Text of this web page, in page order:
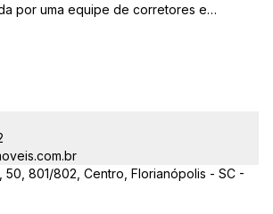
relação de confiança mútua, inteligência
das melhores oportunidades para quem
ou alugar um imóvel nessa fascinante
serviços, buscando sempre
experiência e segurança para clientes
inquilinos e proprietários.
detalhes fazem a diferença, nossa
50, 801/802, Centro, Florianópolis - SC -